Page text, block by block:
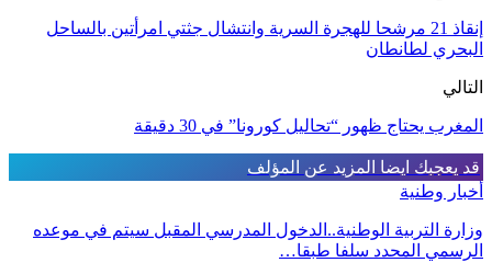
إنقاذ 21 مرشحا للهجرة السرية وانتشال جثتي امرأتين بالساحل
البحري لطانطان
التالي
المغرب يحتاج ظهور “تحاليل كورونا” في 30 دقيقة
قد يعجبك ايضا المزيد عن المؤلف
أخبار وطنية
وزارة التربية الوطنية..الدخول المدرسي المقبل سیتم في موعده
الرسمي المحدد سلفا طبقا…